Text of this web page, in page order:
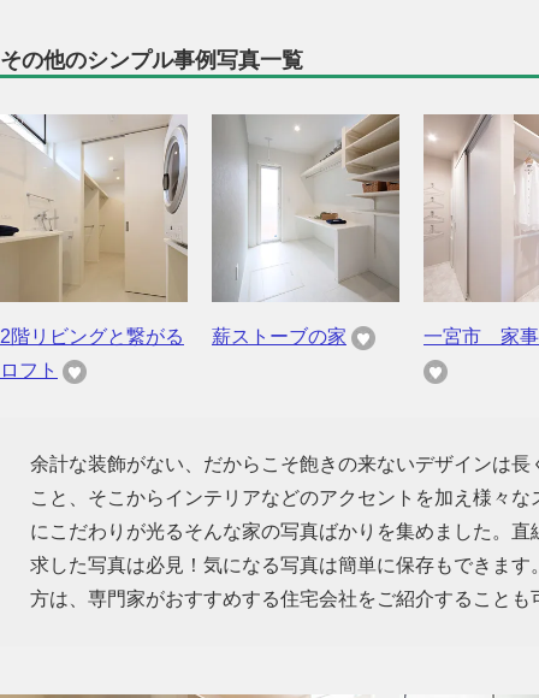
その他のシンプル事例写真一覧
2階リビングと繋がる
ロフト
薪ストーブの家 一宮市 家事
余計な装飾がない、だからこそ飽きの来ないデザインは
こと、そこからインテリアなどのアクセントを加え様々
にこだわりが光るそんな家の写真ばかりを集めました。
求した写真は必見！気になる写真は簡単に保存もできま
方は、専門家がおすすめする住宅会社をご紹介することも